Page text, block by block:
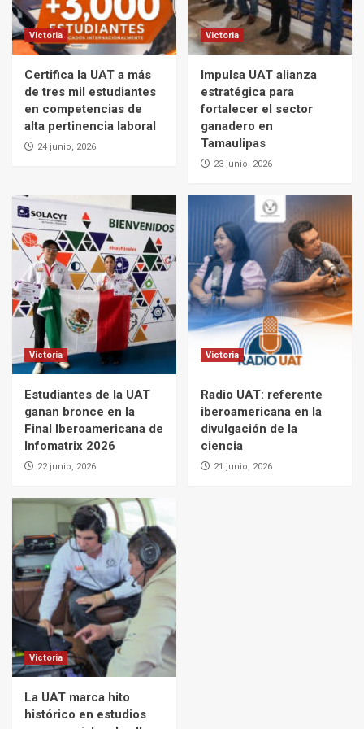
Victoria
Certifica la UAT a más
de tres mil estudiantes
en competencias de
alta pertinencia laboral
24 junio, 2026
Victoria
Impulsa UAT alianza
estratégica para
fortalecer el sector
ganadero en
Tamaulipas
23 junio, 2026
Victoria
Estudiantes de la UAT
ganan bronce en la
Final Iberoamericana de
Infomatrix 2026
22 junio, 2026
Victoria
Radio UAT: referente
iberoamericana en la
divulgación de la
ciencia
21 junio, 2026
Victoria
La UAT marca hito
histórico en estudios